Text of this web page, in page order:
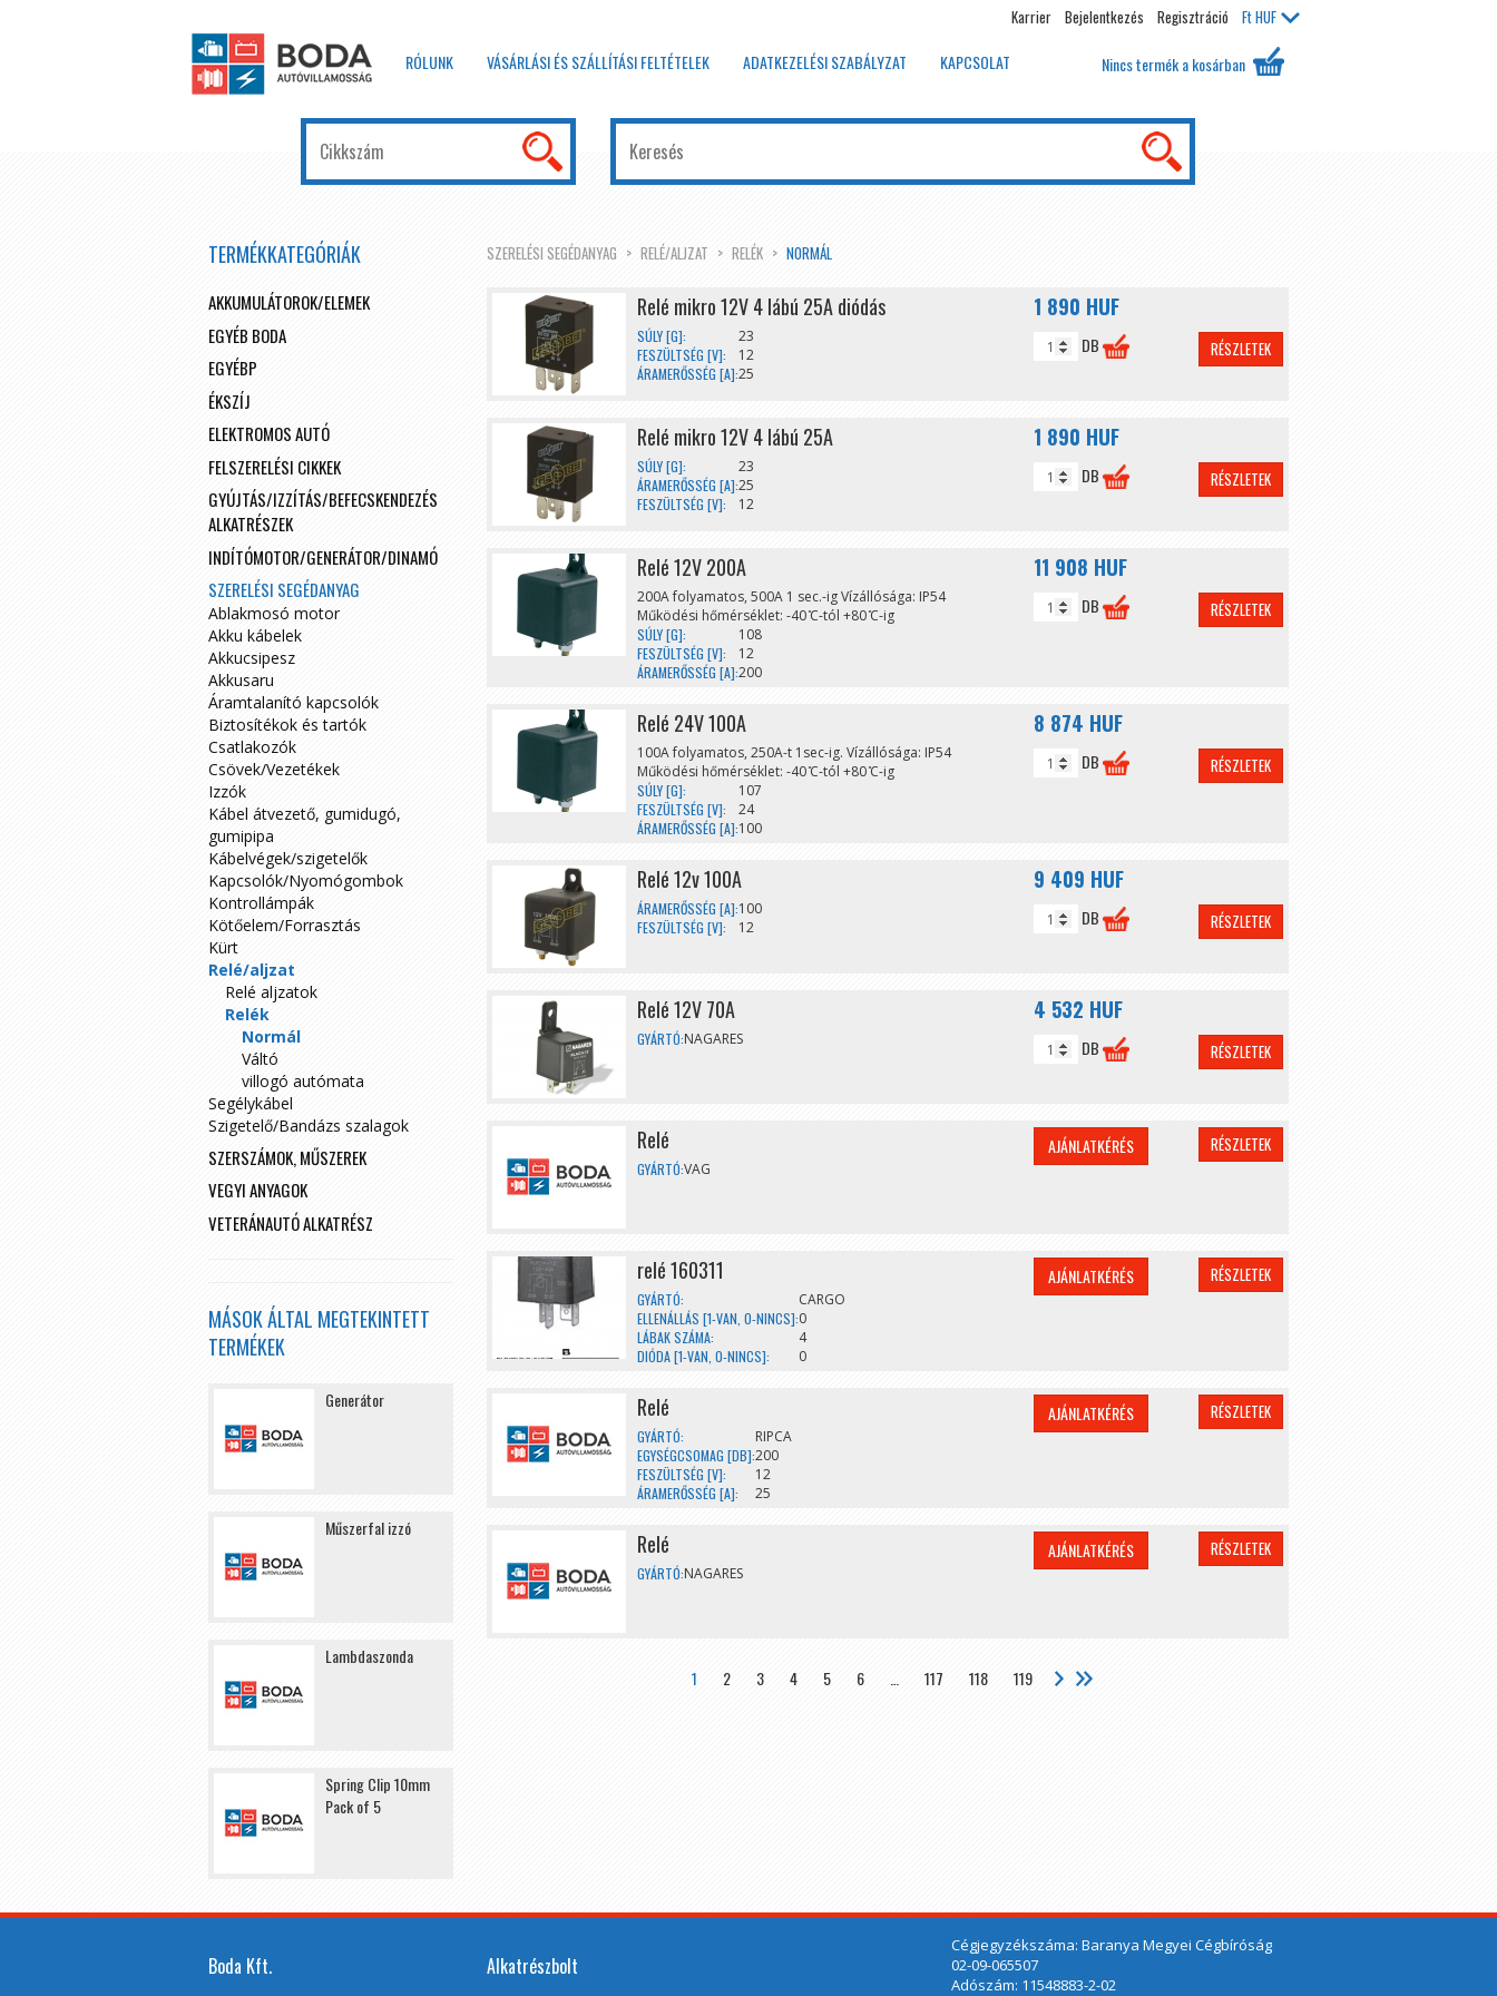
Karrier Bejelentkezés Regisztráció FtHUF
RÓLUNK VÁSÁRLÁSI ÉS SZÁLLÍTÁSI FELTÉTELEK ADATKEZELÉSI SZABÁLYZAT KAPCSOLAT Nincs termék a kosárban
SZERELÉSI SEGÉDANYAG RELÉ/ALJZAT RELÉK NORMÁL
Relé mikro 12V 4 lábú 25A diódás
SÚLY [G]:
23
FESZÜLTSÉG [V]:
12
ÁRAMERŐSSÉG [A]:25
1 890 HUF
DB RÉSZLETEK
Relé mikro 12V 4 lábú 25A
SÚLY [G]:
23
ÁRAMERŐSSÉG [A]:25
FESZÜLTSÉG [V]:
12
1 890 HUF
DB RÉSZLETEK
Relé 12V 200A
200A folyamatos, 500A 1 sec.-ig Vízállósága: IP54
Működési hőmérséklet: -40 ̊C-tól +80 ̊C-ig
SÚLY [G]:
108
FESZÜLTSÉG [V]:
12
ÁRAMERŐSSÉG [A]:200
11 908 HUF
DB RÉSZLETEK
Relé 24V 100A
100A folyamatos, 250A-t 1sec-ig. Vízállósága: IP54
Működési hőmérséklet: -40 ̊C-tól +80 ̊C-ig
SÚLY [G]:
107
FESZÜLTSÉG [V]:
24
ÁRAMERŐSSÉG [A]:100
8 874 HUF
DB RÉSZLETEK
Relé 12v 100A
ÁRAMERŐSSÉG [A]:100
FESZÜLTSÉG [V]:
12
9 409 HUF
DB RÉSZLETEK
Relé 12V 70A
GYÁRTÓ:NAGARES
4 532 HUF
DB RÉSZLETEK
Relé
GYÁRTÓ:VAG
AJÁNLATKÉRÉS RÉSZLETEK
relé 160311
GYÁRTÓ:
CARGO
ELLENÁLLÁS [1-VAN, 0-NINCS]:0
LÁBAK SZÁMA:
4
DIÓDA [1-VAN, 0-NINCS]:
0
AJÁNLATKÉRÉS RÉSZLETEK
Relé
GYÁRTÓ:
RIPCA
EGYSÉGCSOMAG [DB]:200
FESZÜLTSÉG [V]:
12
ÁRAMERŐSSÉG [A]:
25
AJÁNLATKÉRÉS RÉSZLETEK
Relé
GYÁRTÓ:NAGARES
AJÁNLATKÉRÉS RÉSZLETEK
1 2 3 4 5 6 … 117 118 119
TERMÉKKATEGÓRIÁK
AKKUMULÁTOROK/ELEMEK
EGYÉB BODA
EGYÉBP
ÉKSZÍJ
ELEKTROMOS AUTÓ
FELSZERELÉSI CIKKEK
GYÚJTÁS/IZZÍTÁS/BEFECSKENDEZÉS
ALKATRÉSZEK
INDÍTÓMOTOR/GENERÁTOR/DINAMÓ
SZERELÉSI SEGÉDANYAG
Ablakmosó motor
Akku kábelek
Akkucsipesz
Akkusaru
Áramtalanító kapcsolók
Biztosítékok és tartók
Csatlakozók
Csövek/Vezetékek
Izzók
Kábel átvezető, gumidugó,
gumipipa
Kábelvégek/szigetelők
Kapcsolók/Nyomógombok
Kontrollámpák
Kötőelem/Forrasztás
Kürt
Relé/aljzat
Relé aljzatok
Relék
Normál
Váltó
villogó autómata
Segélykábel
Szigetelő/Bandázs szalagok
SZERSZÁMOK, MŰSZEREK
VEGYI ANYAGOK
VETERÁNAUTÓ ALKATRÉSZ
MÁSOK ÁLTAL MEGTEKINTETT
TERMÉKEK
Generátor
Műszerfal izzó
Lambdaszonda
Spring Clip 10mm
Pack of 5
Boda Kft. Alkatrészbolt
Cégjegyzékszáma: Baranya Megyei Cégbíróság
02-09-065507
Adószám: 11548883-2-02